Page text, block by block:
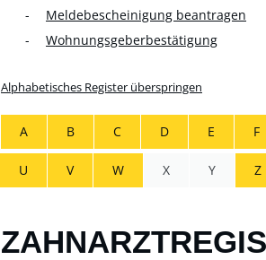
Meldebescheinigung beantragen
Wohnungsgeberbestätigung
Alphabetisches Register überspringen
A B C D E F
U V W X Y Z